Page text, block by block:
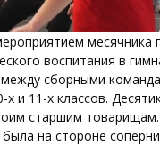
месячника
воспитания в
между сборными
и 11-х классов.
старшим
на стороне